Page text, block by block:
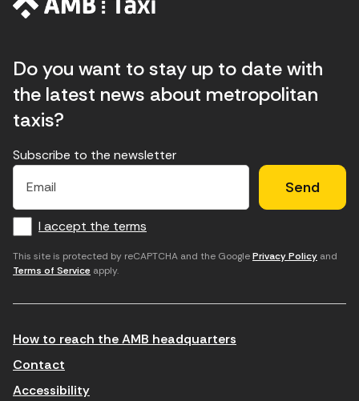
Do you want to stay up to date with
the latest news about metropolitan
taxis?
E
f
o
r
m
i
t
E
c
a
m
p
r
e
H
u
d
'
a
e
t
×
Subscribe to the newsletter
E
a
i
l
I accept the terms
This site is protected by reCAPTCHA and the GooglePrivacy Policy and
Terms of Service apply.
How to reach the AMB headquarters
Contact
Accessibility